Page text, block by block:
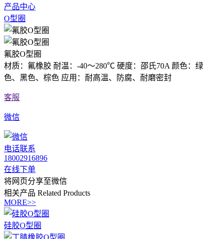
产品中心
O型圈
氟胶O型圈
材质：氟橡胶 耐温：-40～280℃ 硬度：邵氏70A 颜色：绿
色、黑色、棕色 应用：耐高温、防腐、耐磨密封
客服
微信
电话联系
18002916896
在线下单
将网页分享至微信
相关产品 Related Products
MORE>>
硅胶O型圈